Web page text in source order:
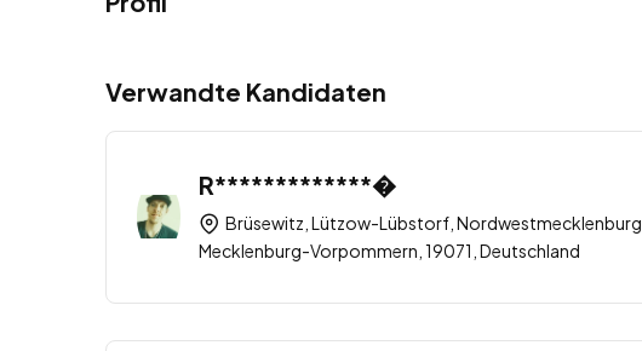
Verwandte Kandidaten
R*************�
Brüsewitz, Lützow-Lübstorf, Nordwestmecklenburg,
Mecklenburg-Vorpommern, 19071, Deutschland